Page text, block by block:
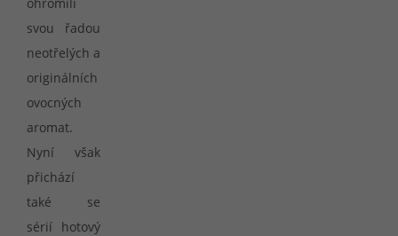
svou řadou
neotřelých a
originálních
ovocných
aromat.
Nyní však
přichází
také se
sérií hotový